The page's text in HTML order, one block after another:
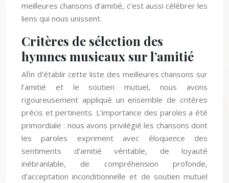
meilleures chansons d’amitié, c’est aussi célébrer les
liens qui nous unissent.
Critères de sélection des
hymnes musicaux sur l’amitié
Afin d’établir cette liste des meilleures chansons sur
l’amitié et le soutien mutuel, nous avons
rigoureusement appliqué un ensemble de critères
précis et pertinents. L’importance des paroles a été
primordiale : nous avons privilégié les chansons dont
les paroles expriment avec éloquence des
sentiments d’amitié véritable, de loyauté
inébranlable, de compréhension profonde,
d’acceptation inconditionnelle et de soutien mutuel